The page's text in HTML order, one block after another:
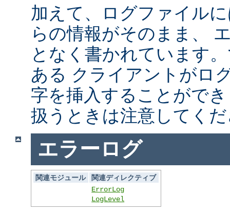
加えて、ログファイル
らの情報がそのまま、
となく書かれています
ある クライアントがロ
字を挿入することがで
扱うときは注意してく
エラーログ
関連モジュール
関連ディレクティブ
ErrorLog
LogLevel